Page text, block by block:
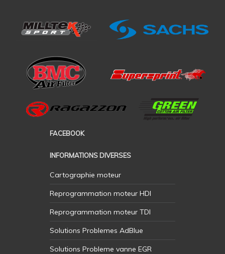
FACEBOOK
INFORMATIONS DIVERSES
Cartographie moteur
Reprogrammation moteur HDI
Reprogrammation moteur TDI
Solutions Problemes AdBlue
Solutions Probleme vanne EGR